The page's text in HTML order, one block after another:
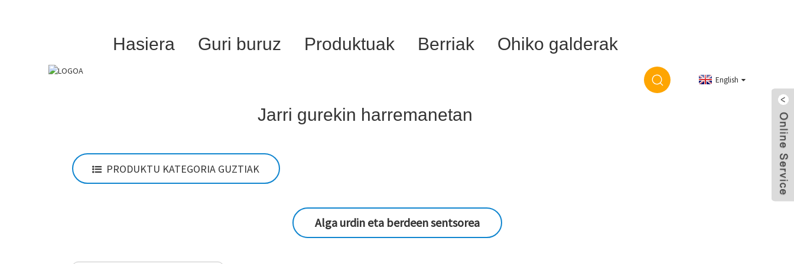
Hasiera Guri buruz Produktuak Berriak Ohiko galderak
Jarri gurekin harremanetan
English
PRODUKTU KATEGORIA GUZTIAK
Alga urdin eta berdeen sentsorea